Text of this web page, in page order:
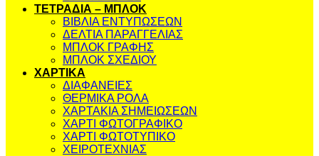
ΤΕΤΡΑΔΙΑ – ΜΠΛΟΚ
ΒΙΒΛΙΑ ΕΝΤΥΠΩΣΕΩΝ
ΔΕΛΤΙΑ ΠΑΡΑΓΓΕΛΙΑΣ
ΜΠΛΟΚ ΓΡΑΦΗΣ
ΜΠΛΟΚ ΣΧΕΔΙΟΥ
ΧΑΡΤΙΚΑ
ΔΙΑΦΑΝΕΙΕΣ
ΘΕΡΜΙΚΑ ΡΟΛΑ
ΧΑΡΤΑΚΙΑ ΣΗΜΕΙΩΣΕΩΝ
ΧΑΡΤΙ ΦΩΤΟΓΡΑΦΙΚΟ
ΧΑΡΤΙ ΦΩΤΟΤΥΠΙΚΟ
ΧΕΙΡΟΤΕΧΝΙΑΣ